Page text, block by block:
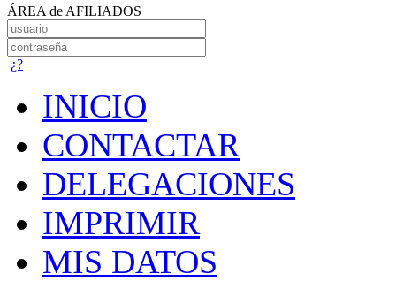
ÁREA de AFILIADOS
¿?
INICIO
CONTACTAR
DELEGACIONES
IMPRIMIR
MIS DATOS